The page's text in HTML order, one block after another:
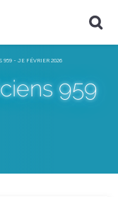
- JE FÉVRIER 2026
959